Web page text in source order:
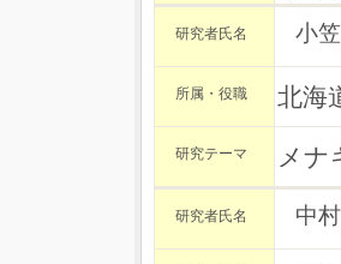
研究者氏名 小
所属・役職 北海
研究テーマ メナ
研究者氏名 中